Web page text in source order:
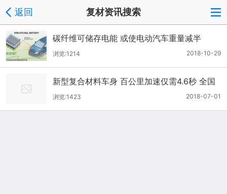
返回 复材资讯搜索
碳纤维可储存电能 或使电动汽车重量减半
2018-10-29
浏览:1214
新型复合材料车身 百公里加速仅需4.6秒 全国
首款纯电动超跑——前途K50在高新区量产下
线
2018-07-01
浏览:1423